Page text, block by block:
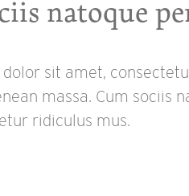
natoque
sit amet,
massa. Cum sociis
ridiculus mus.